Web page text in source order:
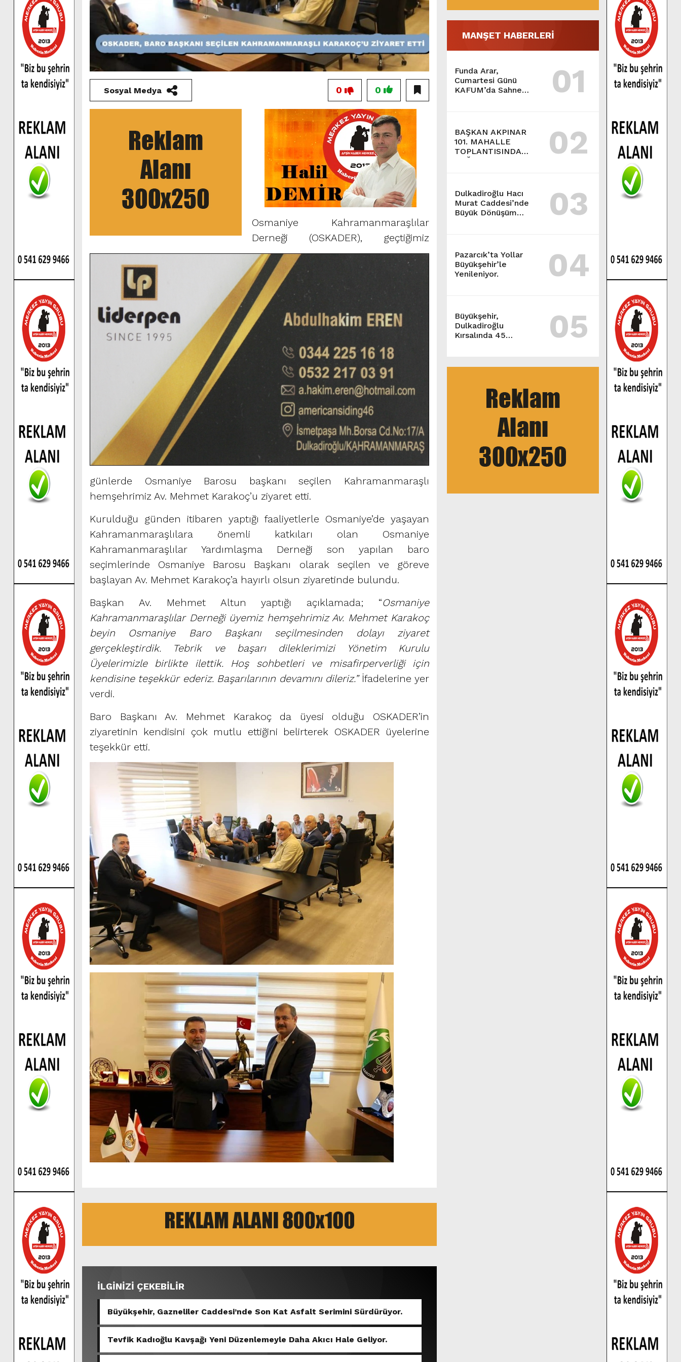
MANŞET HABERLERİ
Funda Arar,
Cumartesi Günü
KAFUM’da Sahne
01
BAŞKAN AKPINAR
101. MAHALLE
TOPLANTISINDA
BAĞLARBAŞI
BULUŞTU.
02
Dulkadiroğlu Hacı
Murat Caddesi’nde
Büyük Dönüşüm
03
Pazarcık’ta Yollar
Büyükşehir’le
Yenileniyor.
04
Büyükşehir,
Dulkadiroğlu
Kırsalında 45
05
Sosyal Medya 0
0
Osmaniye Kahramanmaraşlılar
Derneği (OSKADER), geçtiğimiz
günlerde Osmaniye Barosu başkanı seçilen Kahramanmaraşlı
hemşehrimiz Av. Mehmet Karakoç’u ziyaret etti.
Kurulduğu günden itibaren yaptığı faaliyetlerle Osmaniye’de yaşayan
Kahramanmaraşlılara önemli katkıları olan Osmaniye
Kahramanmaraşlılar Yardımlaşma Derneği son yapılan baro
seçimlerinde Osmaniye Barosu Başkanı olarak seçilen ve göreve
başlayan Av. Mehmet Karakoç’a hayırlı olsun ziyaretinde bulundu.
Başkan Av. Mehmet Altun yaptığı açıklamada; “Osmaniye
Kahramanmaraşlılar Derneği üyemiz hemşehrimiz Av. Mehmet Karakoç
beyin Osmaniye Baro Başkanı seçilmesinden dolayı ziyaret
gerçekleştirdik. Tebrik ve başarı dileklerimizi Yönetim Kurulu
Üyelerimizle birlikte ilettik. Hoş sohbetleri ve misafirperverliği için
kendisine teşekkür ederiz. Başarılarının devamını dileriz.”İfadelerine yer
verdi.
Baro Başkanı Av. Mehmet Karakoç da üyesi olduğu OSKADER’in
ziyaretinin kendisini çok mutlu ettiğini belirterek OSKADER üyelerine
teşekkür etti.
İLGİNİZİ ÇEKEBİLİR
Büyükşehir, Gazneliler Caddesi’nde Son Kat Asfalt Serimini Sürdürüyor.
Tevfik Kadıoğlu Kavşağı Yeni Düzenlemeyle Daha Akıcı Hale Geliyor.